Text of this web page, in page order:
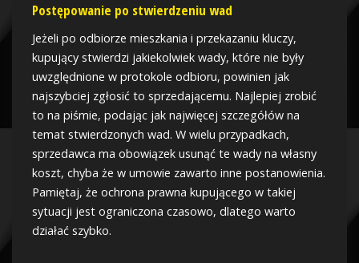
Postępowanie po stwierdzeniu wad
Jeżeli po odbiorze mieszkania i przekazaniu kluczy,
kupujący stwierdzi jakiekolwiek wady, które nie były
uwzględnione w protokole odbioru, powinien jak
najszybciej zgłosić to sprzedającemu. Najlepiej zrobić
to na piśmie, podając jak najwięcej szczegółów na
temat stwierdzonych wad. W wielu przypadkach,
sprzedawca ma obowiązek usunąć te wady na własny
koszt, chyba że w umowie zawarto inne postanowienia.
Pamiętaj, że ochrona prawna kupującego w takiej
sytuacji jest ograniczona czasowo, dlatego warto
działać szybko.